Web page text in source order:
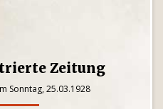
Zeitung
Sonntag, 25.03.1928